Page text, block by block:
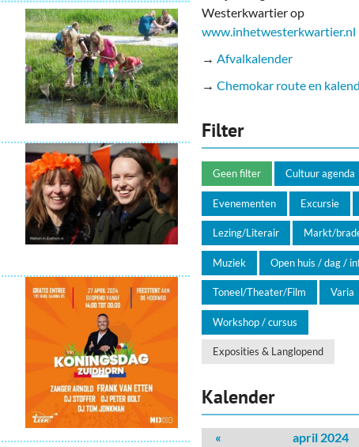
Dieren & Tuin
Horeca & Uitgaan
Vervoer, Auto's & Fietsen
Wonen & Interieur
On-line bestellen in Zuidhorn
Financiën, Makelaars & Hypotheken
Diensten, Gemak & Zakelijk
(Ver) Bouw & Onderhoud
Bedrijventerreinen
Bedrijven in de Regio Zuidhorn
Bedrijven van Vroeger
Westerkwartier op
www.inhetwesterkwartier.nl
→ Afvalkalender
→ Chemokar route en
Filter
Geen filter Cultuur agenda
Evenementen Excursie
Lezing/Literair Markt/
Muziek Open huis / dag /
Toneel/Theater/Film Varia
Workshop / cursus
Exposities & Langlopend
Kalender
« april 2024